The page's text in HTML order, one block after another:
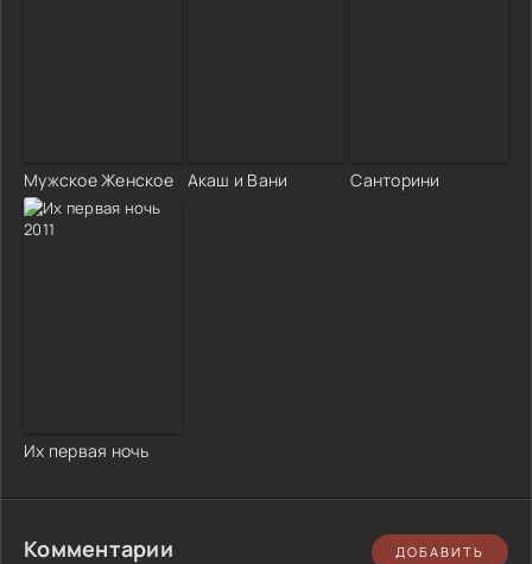
Мужское Женское Акаш и Вани Санторини
Их первая ночь
Комментарии ДОБАВИТЬ